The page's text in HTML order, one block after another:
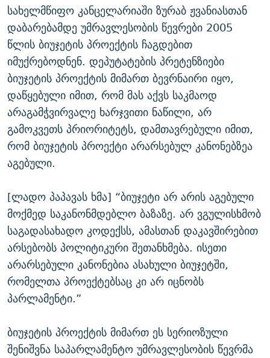
სახელმწიფო კანცელარიაში ზურაბ ჟვანიასთან
დაბარებამდე უმრავლესობის წევრები 2005
წლის ბიუჯეტის პროექტის ჩაგდებით
იმუქრებოდნენ. დეპუტატების პრეტენზიები
ბიუჯეტის პროექტის მიმართ ბევრნაირი იყო,
დაწყებული იმით, რომ მას აქვს საკმაოდ
არაგამჭვირვალე ხარჯვითი ნაწილი, არ
გამოკვეთს პრიორიტეტს, დამთავრებული იმით,
რომ ბიუჯეტის პროექტი არარსებულ კანონებზეა
აგებული.
[ლადო პაპავას ხმა] “ბიუჯეტი არ არის აგებული
მოქმედ საკანონმდებლო ბაზაზე. არ ვგულისხმობ
საგადასახადო კოდექსს, ამასთან დაკავშირებით
არსებობს პოლიტიკური შეთანხმება. ისეთი
არარსებული კანონებია ასახული ბიუჯეტში,
რომელთა პროექტებსაც კი არ იცნობს
პარლამენტი.”
ბიუჯეტის პროექტის მიმართ ეს სერიოზული
შენიშვნა საპარლამენტო უმრავლესობის წევრმა